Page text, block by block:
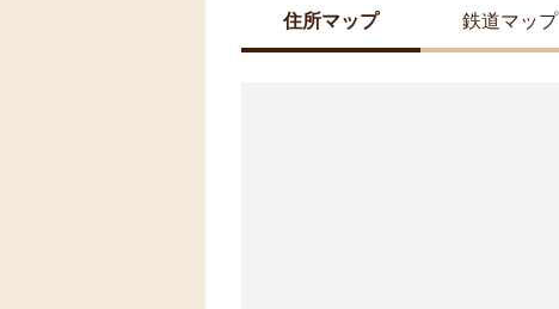
住所マップ 鉄道マップ